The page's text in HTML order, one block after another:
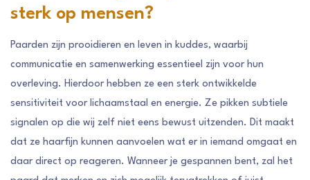
sterk op mensen?
Paarden zijn prooidieren en leven in kuddes, waarbij
communicatie en samenwerking essentieel zijn voor hun
overleving. Hierdoor hebben ze een sterk ontwikkelde
sensitiviteit voor lichaamstaal en energie. Ze pikken subtiele
signalen op die wij zelf niet eens bewust uitzenden. Dit maakt
dat ze haarfijn kunnen aanvoelen wat er in iemand omgaat en
daar direct op reageren. Wanneer je gespannen bent, zal het